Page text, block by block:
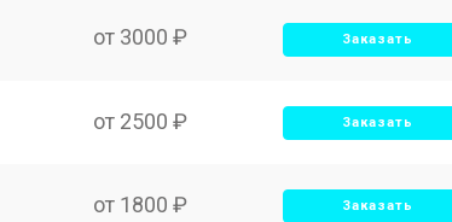
от 3000 ₽ Заказать
от 2500 ₽ Заказать
от 1800 ₽ Заказать